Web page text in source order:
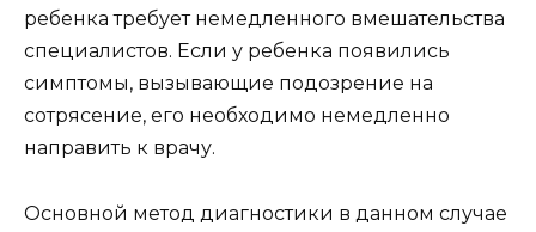
ребенка требует немедленного вмешательства
специалистов. Если у ребенка появились
симптомы, вызывающие подозрение на
сотрясение, его необходимо немедленно
направить к врачу.
Основной метод диагностики в данном случае